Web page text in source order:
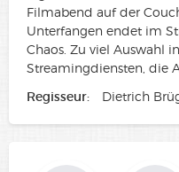
Filmabend auf der
Unterfangen endet im
Chaos. Zu viel Auswahl
Streamingdiensten, die
Regisseur: Dietrich